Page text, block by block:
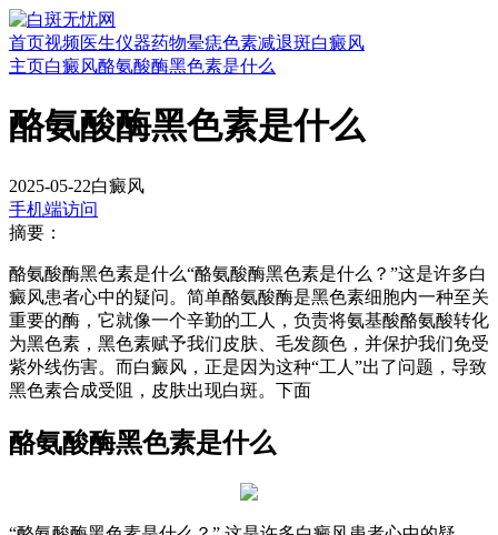
首页视频医生仪器药物晕痣色素减退斑白癜风
主页白癜风酪氨酸酶黑色素是什么
酪氨酸酶黑色素是什么
2025-05-22白癜风
手机端访问
摘要：
酪氨酸酶黑色素是什么“酪氨酸酶黑色素是什么？”这是许多白
癜风患者心中的疑问。简单酪氨酸酶是黑色素细胞内一种至关
重要的酶，它就像一个辛勤的工人，负责将氨基酸酪氨酸转化
为黑色素，黑色素赋予我们皮肤、毛发颜色，并保护我们免受
紫外线伤害。而白癜风，正是因为这种“工人”出了问题，导致
黑色素合成受阻，皮肤出现白斑。下面
酪氨酸酶黑色素是什么